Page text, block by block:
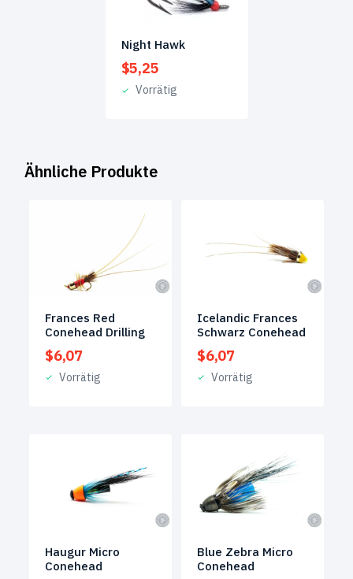
Night Hawk
$5,25
Vorrätig
Ähnliche Produkte
Frances Red
Conehead Drilling
$6,07
Vorrätig
Icelandic Frances
Schwarz Conehead
$6,07
Vorrätig
Haugur Micro
Conehead
Blue Zebra Micro
Conehead